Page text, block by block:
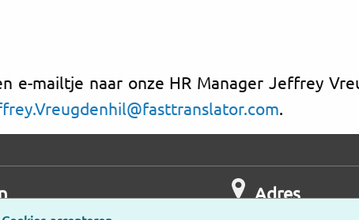
e-mailtje naar onze HR Manager Jeffrey
.
Adres